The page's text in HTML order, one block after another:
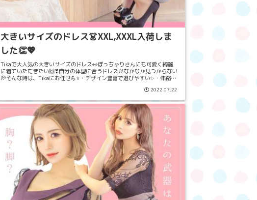
大きいサイズのドレス👗XXL,XXXL入荷しま
した👏💖
Tikaで大人気の大きいサイズのドレス👀ぽっちゃりさんにも可愛く綺麗
に着ていただきたい🙌❣自分の体型に合うドレスがなかなか見つからない
💭そんな時は、Tikaにお任せ💪⭐・デザイン豊富で選びやすい✨・伸縮性
2022.07.22